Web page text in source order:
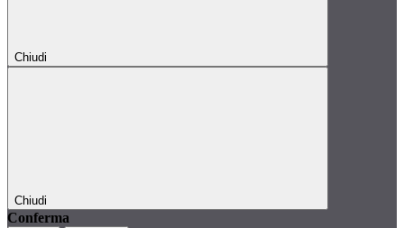
Chiudi
Chiudi
Conferma